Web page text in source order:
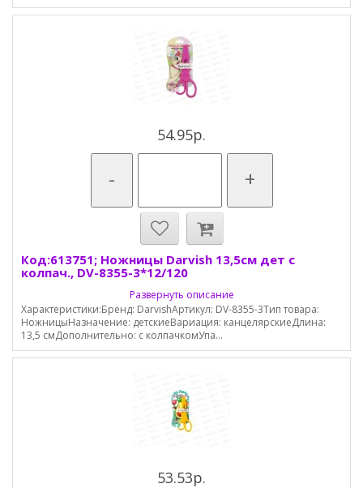
54.95р.
- +
Код:613751; Ножницы Darvish 13,5см дет с
колпач., DV-8355-3*12/120
Развернуть описание
Характеристики:Бренд: DarvishАртикул: DV-8355-3Тип товара:
НожницыНазначение: детскиеВариация: канцелярскиеДлина:
13,5 смДополнительно: с колпачкомУпа...
53.53р.